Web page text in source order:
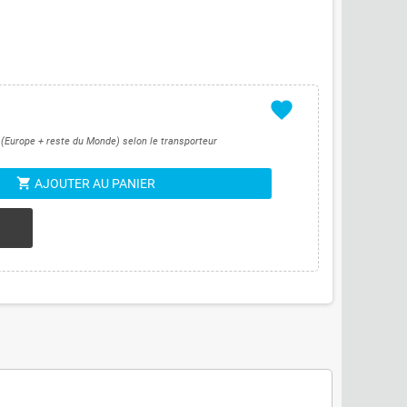
favorite
+ reste du Monde) selon le transporteur
shopping_cart AJOUTER AU PANIER